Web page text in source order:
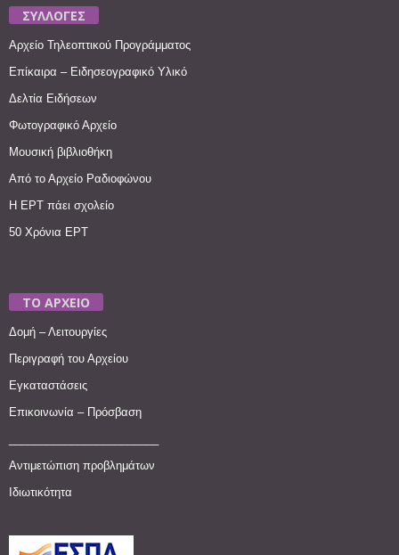
ΣΥΛΛΟΓΕΣ
Αρχείο Τηλεοπτικού Προγράμματος
Επίκαιρα – Ειδησεογραφικό Υλικό
Δελτία Ειδήσεων
Φωτογραφικό Αρχείο
Μουσική βιβλιοθήκη
Από το Αρχείο Ραδιοφώνου
Η ΕΡΤ πάει σχολείο
50 Χρόνια ΕΡΤ
ΤΟ ΑΡΧΕΙΟ
Δομή – Λειτουργίες
Περιγραφή του Αρχείου
Εγκαταστάσεις
Επικοινωνία – Πρόσβαση
Αντιμετώπιση προβλημάτων
Ιδιωτικότητα